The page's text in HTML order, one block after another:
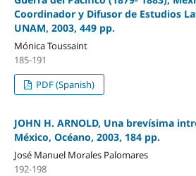
Coordinador y Difusor de Estudios
UNAM, 2003, 449 pp.
Mónica Toussaint
185-191
PDF (Spanish)
JOHN H. ARNOLD, Una brevísima
México, Océano, 2003, 184 pp.
José Manuel Morales Palomares
192-198